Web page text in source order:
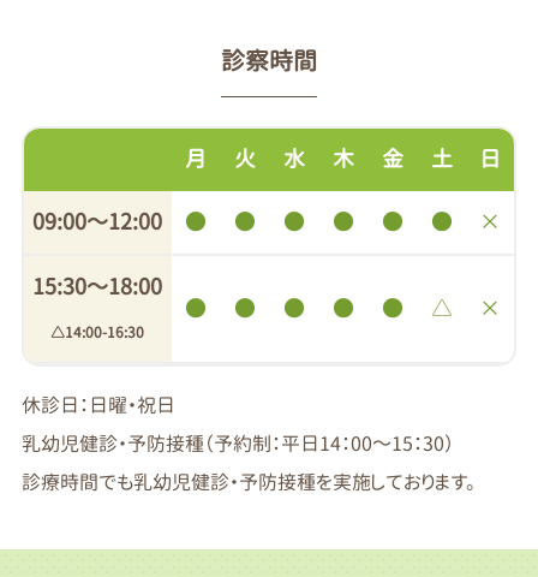
診察時間
月 火 水 木 金 土 日
09:00〜12:00 ● ● ● ● ● ● ×
15:30〜18:00
△14:00-16:30
● ● ● ● ● △ ×
休診日：日曜・祝日
乳幼児健診・予防接種（予約制：平日14：00～15：30）
診療時間でも乳幼児健診・予防接種を実施しております。